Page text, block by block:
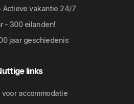
Actieve vakantie 24/7
- 300 eilanden!
jaar geschiedenis
links
voor accommodatie